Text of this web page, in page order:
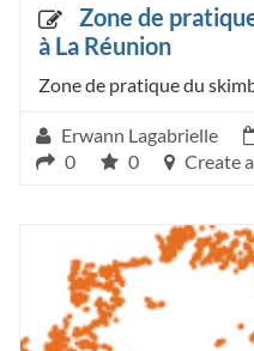
Zone de
à La Réunion
Zone de pratique du
Erwann Lagabrielle
0
0 Create